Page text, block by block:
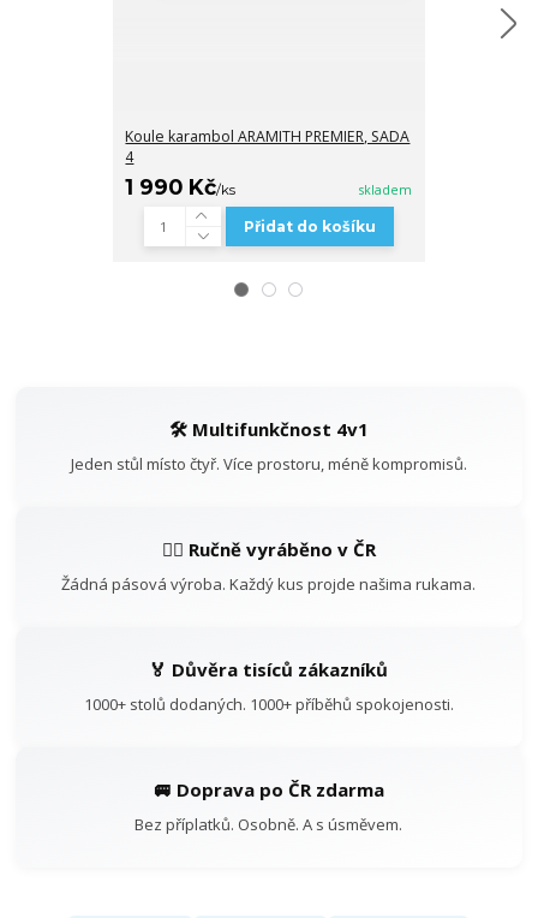
Koule karambol ARAMITH PREMIER, SADA
4
1 990 Kč/ks skladem
Přidat do košíku
🛠️ Multifunkčnost 4v1
Jeden stůl místo čtyř. Více prostoru, méně kompromisů.
👷‍♂️ Ručně vyráběno v ČR
Žádná pásová výroba. Každý kus projde našima rukama.
🏅 Důvěra tisíců zákazníků
1000+ stolů dodaných. 1000+ příběhů spokojenosti.
🚐 Doprava po ČR zdarma
Bez příplatků. Osobně. A s úsměvem.